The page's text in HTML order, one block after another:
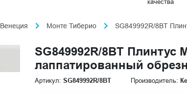
Венеция Монте Тиберио SG849992R/8BT
SG849992R/8BT
лаппатированный
Артикул: SG849992R/8BT Производитель: